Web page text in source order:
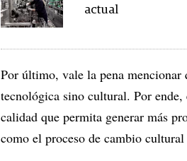
actual
Por último, vale la pena mencionar
tecnológica sino cultural. Por
calidad que permita generar más
como el proceso de cambio